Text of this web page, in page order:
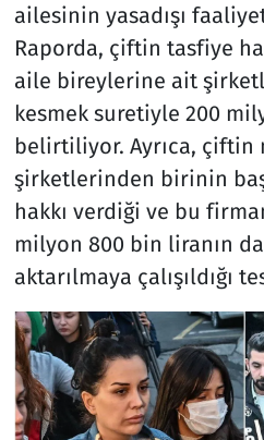
ailesinin yasadışı
Raporda, çiftin tasfiye
aile bireylerine ait
kesmek suretiyle 200
belirtiliyor. Ayrıca, çiftin
şirketlerinden birinin
hakkı verdiği ve bu
milyon 800 bin liranın
aktarılmaya çalışıldığı